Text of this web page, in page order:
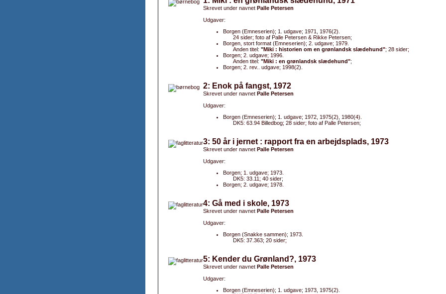
Skrevet under navnet Palle Petersen
Udgaver:
Borgen (Emneserien); 1. udgave; 1971, 1976(2).
24 sider; foto af Palle Petersen & Rikke Petersen;
Borgen, stort format (Emneserien); 2. udgave; 1979.
Anden titel: "Miki : historien om en grønlandsk slædehund"; 28 sider;
Borgen; 2. udgave; 1996.
Anden titel: "Miki : en grønlandsk slædehund";
Borgen; 2. rev.. udgave; 1998(2).
2: Enok på fangst, 1972
Skrevet under navnet Palle Petersen
Udgaver:
Borgen (Emneserien); 1. udgave; 1972, 1975(2), 1980(4).
DK5: 63.94 Billedbog; 28 sider; foto af Palle Petersen;
3: 50 år i jernet : rapport fra en arbejdsplads, 1973
Skrevet under navnet Palle Petersen
Udgaver:
Borgen; 1. udgave; 1973.
DK5: 33.11; 40 sider;
Borgen; 2. udgave; 1978.
4: Gå med i skole, 1973
Skrevet under navnet Palle Petersen
Udgaver:
Borgen (Snakke sammen); 1973.
DK5: 37.363; 20 sider;
5: Kender du Grønland?, 1973
Skrevet under navnet Palle Petersen
Udgaver:
Borgen (Emneserien); 1. udgave; 1973, 1975(2).